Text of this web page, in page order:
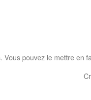
. Vous pouvez le mettre en